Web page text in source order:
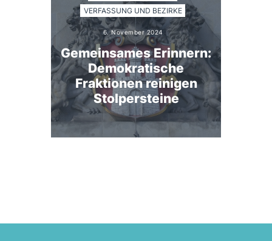
VERFASSUNG UND BEZIRKE
6. November 2024
Gemeinsames Erinnern:
Demokratische
Fraktionen reinigen
Stolpersteine